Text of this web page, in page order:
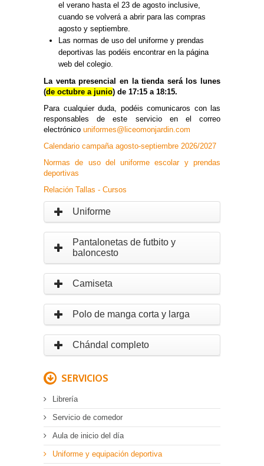
el verano hasta el 23 de agosto inclusive,
cuando se volverá a abrir para las compras
agosto y septiembre.
Las normas de uso del uniforme y prendas
deportivas las podéis encontrar en la página
web del colegio.
La venta presencial en la tienda será los lunes
(de octubre a junio) de 17:15 a 18:15.
Para cualquier duda, podéis comunicaros con las
responsables de este servicio en el correo
electrónico uniformes@liceomonjardin.com
Calendario campaña agosto-septiembre 2026/2027
Normas de uso del uniforme escolar y prendas
deportivas
Relación Tallas - Cursos
Uniforme
Pantalonetas de futbito y
baloncesto
Camiseta
Polo de manga corta y larga
Chándal completo
SERVICIOS
Librería
Servicio de comedor
Aula de inicio del día
Uniforme y equipación deportiva